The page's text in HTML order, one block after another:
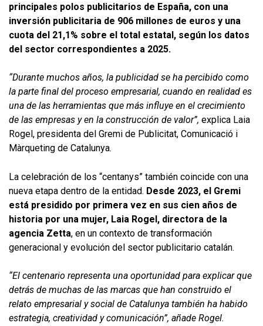
principales polos publicitarios de España, con una
inversión publicitaria de 906 millones de euros y una
cuota del 21,1% sobre el total estatal, según los datos
del sector correspondientes a 2025.
“Durante muchos años, la publicidad se ha percibido como
la parte final del proceso empresarial, cuando en realidad es
una de las herramientas que más influye en el crecimiento
de las empresas y en la construcción de valor”, explica Laia
Rogel, presidenta del Gremi de Publicitat, Comunicació i
Màrqueting de Catalunya.
La celebración de los “centanys” también coincide con una
nueva etapa dentro de la entidad. Desde 2023, el Gremi
está presidido por primera vez en sus cien años de
historia por una mujer, Laia Rogel, directora de la
agencia Zetta, en un contexto de transformación
generacional y evolución del sector publicitario catalán.
“El centenario representa una oportunidad para explicar que
detrás de muchas de las marcas que han construido el
relato empresarial y social de Catalunya también ha habido
estrategia, creatividad y comunicación”, añade Rogel.